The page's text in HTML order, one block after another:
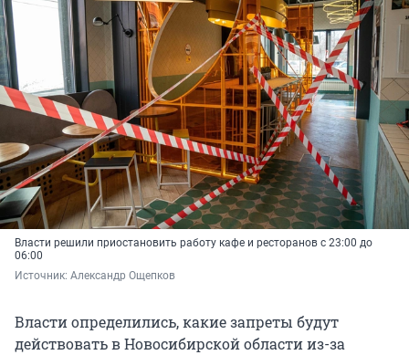
Власти решили приостановить работу кафе и ресторанов с 23:00 до
06:00
Источник: Александр Ощепков
Власти определились, какие запреты будут
действовать в Новосибирской области из-за